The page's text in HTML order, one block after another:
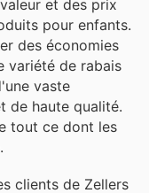
et des prix
pour enfants.
des économies
variété de rabais
vaste
de haute qualité.
tout ce dont les
clients de Zellers